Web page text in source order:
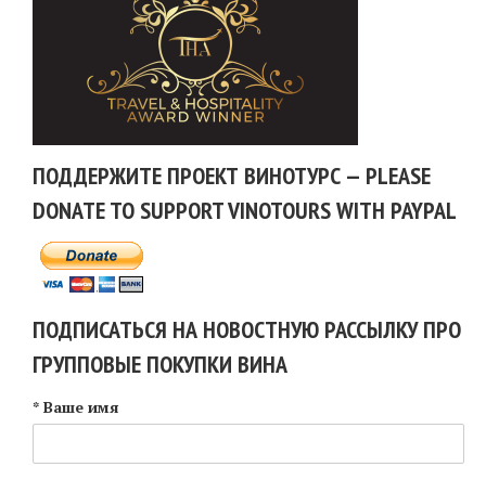
ПОДДЕРЖИТЕ ПРОЕКТ ВИНОТУРС — PLEASE
DONATE TO SUPPORT VINOTOURS WITH PAYPAL
ПОДПИСАТЬСЯ НА НОВОСТНУЮ РАССЫЛКУ ПРО
ГРУППОВЫЕ ПОКУПКИ ВИНА
* Ваше имя